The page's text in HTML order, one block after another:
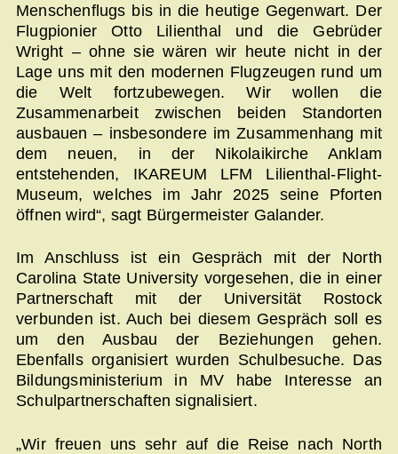
Menschenflugs bis in die heutige Gegenwart. Der
Flugpionier Otto Lilienthal und die Gebrüder
Wright – ohne sie wären wir heute nicht in der
Lage uns mit den modernen Flugzeugen rund um
die Welt fortzubewegen. Wir wollen die
Zusammenarbeit zwischen beiden Standorten
ausbauen – insbesondere im Zusammenhang mit
dem neuen, in der Nikolaikirche Anklam
entstehenden, IKAREUM LFM Lilienthal-Flight-
Museum, welches im Jahr 2025 seine Pforten
öffnen wird“, sagt Bürgermeister Galander.
Im Anschluss ist ein Gespräch mit der North
Carolina State University vorgesehen, die in einer
Partnerschaft mit der Universität Rostock
verbunden ist. Auch bei diesem Gespräch soll es
um den Ausbau der Beziehungen gehen.
Ebenfalls organisiert wurden Schulbesuche. Das
Bildungsministerium in MV habe Interesse an
Schulpartnerschaften signalisiert.
„Wir freuen uns sehr auf die Reise nach North